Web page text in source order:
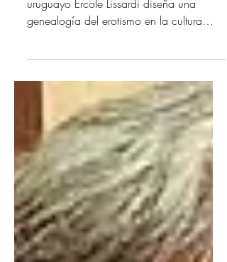
nación
uruguayo Ercole Lissardi diseña una
genealogía del erotismo en la cultura
occidental y reivindica el...